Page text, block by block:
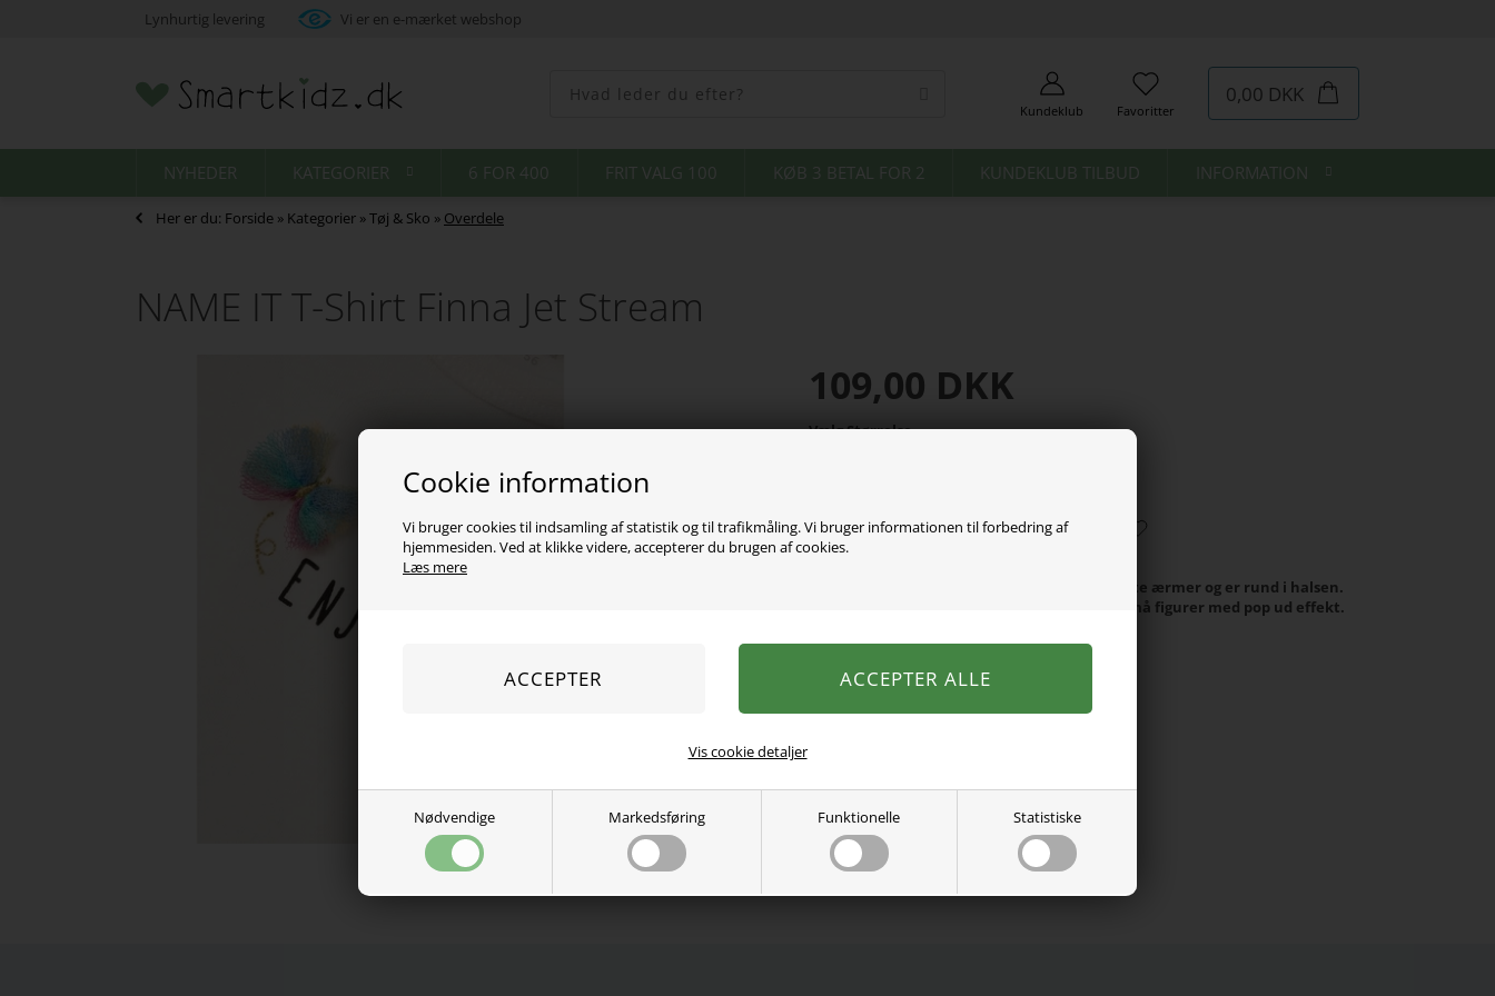
Cookie information
Vi bruger cookies til indsamling af statistik og til trafikmåling. Vi bruger informationen til forbedring af
hjemmesiden. Ved at klikke videre, accepterer du brugen af cookies.
Læs mere
Nødvendige Markedsføring Funktionelle Statistiske
Vis cookie detaljer
Lynhurtig levering Vi er en e-mærket webshop
Kundeklub Favoritter
0,00 DKK
NYHEDER KATEGORIER 6 FOR 400 FRIT VALG 100 KØB 3 BETAL FOR 2 KUNDEKLUB TILBUD INFORMATION
Her er du: Forside » Kategorier »Tøj & Sko » Overdele
NAME IT T-Shirt Finna Jet Stream
109,00 DKK
Vælg Størrelse
Super sød t-shirt fra name it. Den er med korte ærmer og er rund i halsen.
Den har en fin lille tekst på maven samt to små figurer med pop ud effekt.
95% økologisk bomuld, 5% elastan.
Se mere fraName It